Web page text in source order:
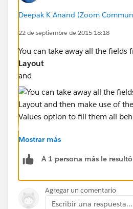
Deepak K Anand (‎‎‎‎‎‎Zoom
22 de septiembre de 2015 18:18
You can take away all the fields
Layout
and
then make use of the
option
Mostrar más
A 1 persona más le
Agregar un comentario
Escribir una respuesta...